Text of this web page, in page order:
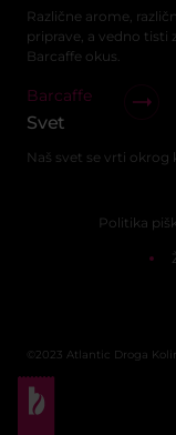
Različne arome,
priprave, a vedno tisti
Barcaffe okus.
Barcaffe
Svet
Naš svet se vrti okrog
Politika
©2023 Atlantic Droga